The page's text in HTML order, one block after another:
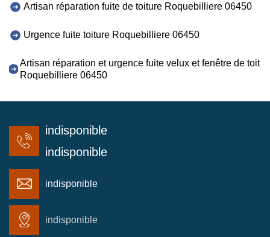
Artisan réparation fuite de toiture Roquebilliere 06450
Urgence fuite toiture Roquebilliere 06450
Artisan réparation et urgence fuite velux et fenêtre de toit
Roquebilliere 06450
indisponible
indisponible
indisponible
indisponible